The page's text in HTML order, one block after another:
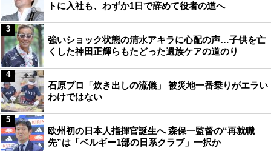
トに入社も、わずか1日で辞めて役者の道へ
強いショック状態の清水アキラに心配の声…子供を亡
くした神田正輝らもたどった遺族ケアの道のり
3
石原プロ「炊き出しの流儀」 被災地一番乗りがエラい
わけではない
4
欧州初の日本人指揮官誕生へ 森保一監督の“再就職
先”は「ベルギー1部の日系クラブ」一択か
5